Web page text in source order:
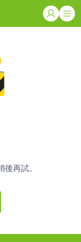
再試。